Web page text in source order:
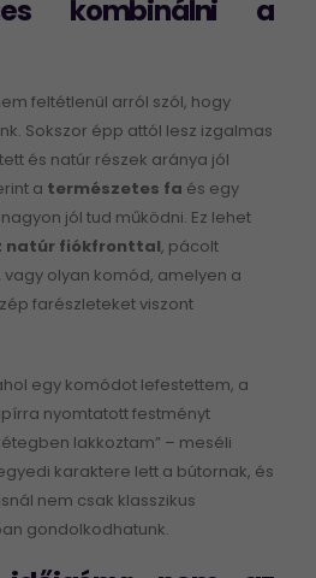
kombinálni a
feltétlenül arról szól, hogy
Sokszor épp attól lesz izgalmas
és natúr részek aránya jól
a természetes fa és egy
jól tud működni. Ez lehet
natúr fiókfronttal, pácolt
olyan komód, amelyen a
farészleteket viszont
egy komódot lefestettem, a
nyomtatott festményt
lakkoztam” – meséli
karaktere lett a bútornak, és
nem csak klasszikus
gondolkodhatunk.